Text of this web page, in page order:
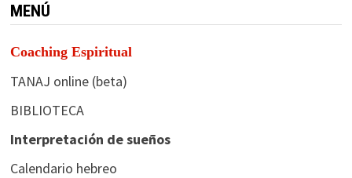
MENÚ
Coaching Espiritual
TANAJ online (beta)
BIBLIOTECA
Interpretación de sueños
Calendario hebreo